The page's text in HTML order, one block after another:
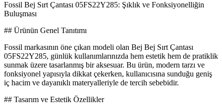
Fossil Bej Sırt Çantası 05FS22Y285: Şıklık ve Fonksiyonelliğin
Buluşması
## Ürünün Genel Tanıtımı
Fossil markasının öne çıkan modeli olan Bej Bej Sırt Çantası
05FS22Y285, günlük kullanımlarınızda hem estetik hem de pratiklik
sunmak üzere tasarlanmış bir aksesuar. Bu ürün, modern tarzı ve
fonksiyonel yapısıyla dikkat çekerken, kullanıcısına sunduğu geniş
iç hacim ve dayanıklı materyalleriyle de tercih sebebidir.
## Tasarım ve Estetik Özellikler